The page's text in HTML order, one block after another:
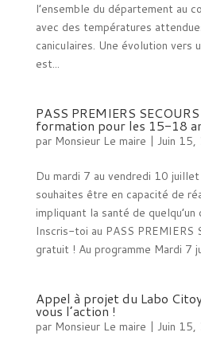
l’ensemble du département au
avec des températures
caniculaires. Une évolution vers
est...
PASS PREMIERS
formation pour les 15-18
par Monsieur Le maire | Juin 15,
Du mardi 7 au vendredi 10
souhaites être en capacité de
impliquant la santé de
Inscris-toi au PASS PREMIERS
gratuit ! Au programme Mardi 7
Appel à projet du Labo
vous l’action !
par Monsieur Le maire | Juin 15,